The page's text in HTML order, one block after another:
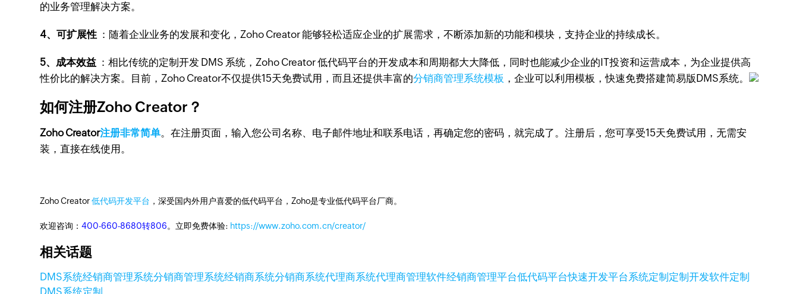
的业务管理解决方案。
4、可扩展性 ：随着企业业务的发展和变化，Zoho Creator 能够轻松适应企业的扩展需求，不断添加新的功能和模块，支持企业的持续成长。
5、成本效益 ：相比传统的定制开发 DMS 系统，Zoho Creator 低代码平台的开发成本和周期都大大降低，同时也能减少企业的IT投资和运营成本，为企业提供高
性价比的解决方案。目前，Zoho Creator不仅提供15天免费试用，而且还提供丰富的分销商管理系统模板 ，企业可以利用模板，快速免费搭建简易版DMS系统。
如何注册Zoho Creator？
Zoho Creator注册非常简单。在注册页面，输入您公司名称、电子邮件地址和联系电话，再确定您的密码，就完成了。注册后，您可享受15天免费试用，无需安
装，直接在线使用。
Zoho Creator低代码开发平台 ，深受国内外用户喜爱的低代码平台，Zoho是专业低代码平台厂商。
欢迎咨询：400-660-8680转806。立即免费体验: https://www.zoho.com.cn/creator/
相关话题
DMS系统经销商管理系统分销商管理系统经销商系统分销商系统代理商系统代理商管理软件经销商管理平台低代码平台快速开发平台系统定制 定制开发软件定制
DMS系统定制